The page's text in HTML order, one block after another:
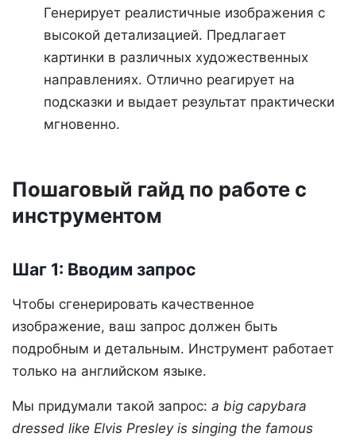
Генерирует реалистичные изображения с
высокой детализацией. Предлагает
картинки в различных художественных
направлениях. Отлично реагирует на
подсказки и выдает результат практически
мгновенно.
Пошаговый гайд по работе с
инструментом
Шаг 1: Вводим запрос
Чтобы сгенерировать качественное
изображение, ваш запрос должен быть
подробным и детальным. Инструмент работает
только на английском языке.
Мы придумали такой запрос: a big capybara
dressed like Elvis Presley is singing the famous